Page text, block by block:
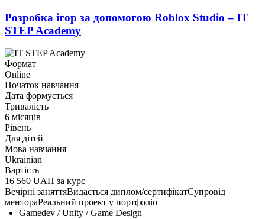
Розробка ігор за допомогою Roblox Studio – IT
STEP Academy
Формат
Online
Початок навчання
Дата формується
Тривалість
6 місяців
Рівень
Для дітей
Мова навчання
Ukrainian
Вартість
16 560 UAH за курс
Вечірні заняттяВидається диплом/сертифікатСупровід
ментораРеальний проект у портфоліо
Gamedev / Unity / Game Design